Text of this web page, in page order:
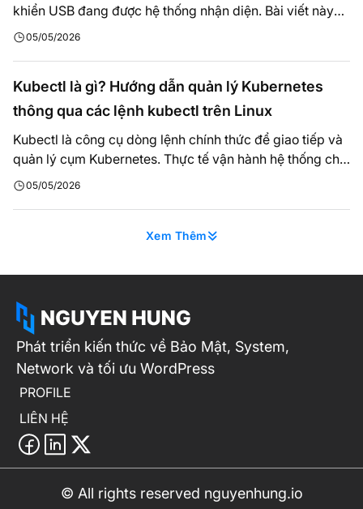
khiển USB đang được hệ thống nhận diện. Bài viết này
được mình đúc kết từ kinh nghiệm xử lý sự cố thực tế
05/05/2026
Kubectl là gì? Hướng dẫn quản lý Kubernetes
thông qua các lệnh kubectl trên Linux
Kubectl là công cụ dòng lệnh chính thức để giao tiếp và
quản lý cụm Kubernetes. Thực tế vận hành hệ thống cho
thấy, việc quản trị một cluster phức tạp không thể tách
05/05/2026
Xem Thêm
Phát triển kiến thức về Bảo Mật, System,
Network và tối ưu WordPress
PROFILE
LIÊN HỆ
© All rights reserved nguyenhung.io